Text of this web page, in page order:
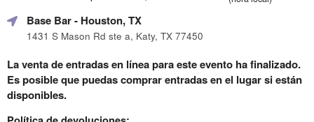
Base Bar- Houston, TX
1431 S Mason Rd ste a, Katy, TX 77450
La venta de entradas en línea para este evento ha finalizado.
Es posible que puedas comprar entradas en el lugar si están
disponibles.